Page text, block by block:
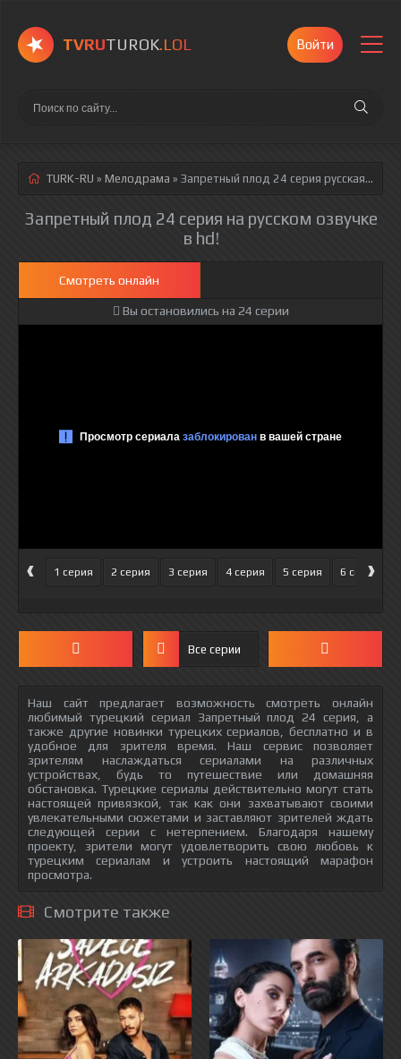
TVRUTUROK.LOL Войти
TURK-RU » Мелодрама » Запретный плод 24 серия русская озвучка полностью смотреть онлайн!
Запретный плод 24 серия на русском озвучке
в hd!
Смотреть онлайн
Вы остановились на 24 серии
‹ 1 серия 2 серия 3 серия 4 серия 5 серия 6 серия
›
Все серии
Наш сайт предлагает возможность смотреть онлайн
любимый турецкий сериал Запретный плод 24 серия, а
также другие новинки турецких сериалов, бесплатно и в
удобное для зрителя время. Наш сервис позволяет
зрителям наслаждаться сериалами на различных
устройствах, будь то путешествие или домашняя
обстановка. Турецкие сериалы действительно могут стать
настоящей привязкой, так как они захватывают своими
увлекательными сюжетами и заставляют зрителей ждать
следующей серии с нетерпением. Благодаря нашему
проекту, зрители могут удовлетворить свою любовь к
турецким сериалам и устроить настоящий марафон
просмотра.
Смотрите также